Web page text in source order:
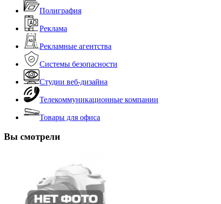
Полиграфия
Реклама
Рекламные агентства
Системы безопасности
Студии веб-дизайна
Телекоммуникационные компании
Товары для офиса
Вы смотрели